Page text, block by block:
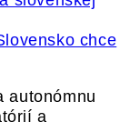
chce
autonómnu
a